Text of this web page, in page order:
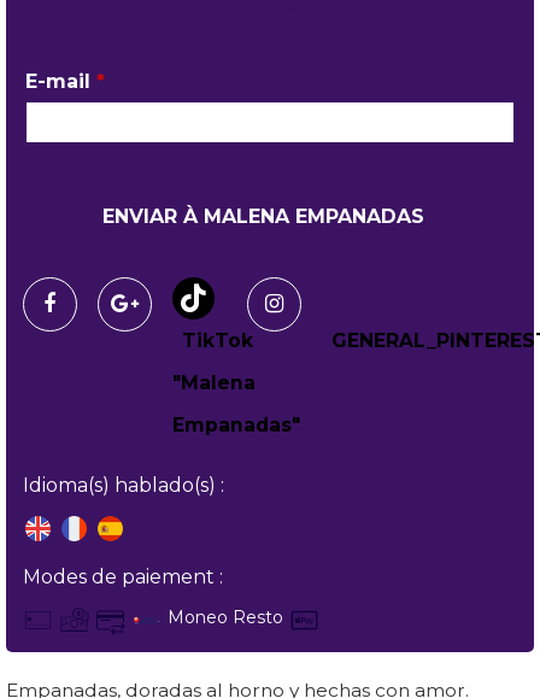
E-mail *
Idioma(s) hablado(s) :
Modes de paiement :
Moneo Resto
Empanadas, doradas al horno y hechas con amor.